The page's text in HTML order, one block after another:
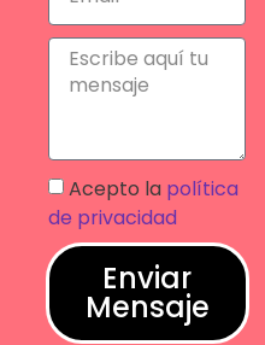
Acepto la política
de privacidad
Enviar
Mensaje